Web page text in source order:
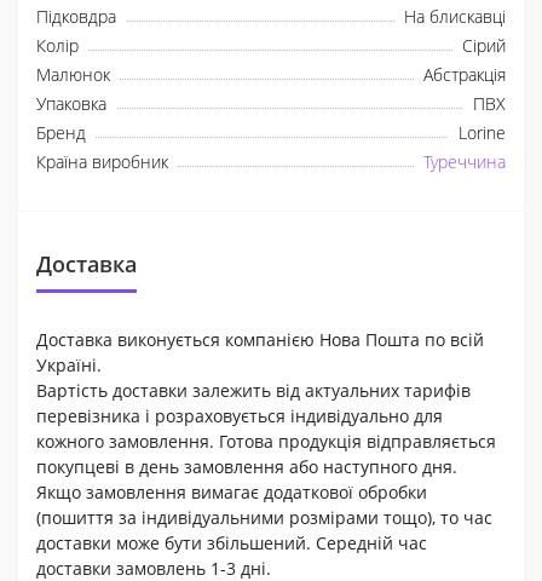
Підковдра
На блискавці
Колір
Сірий
Малюнок
Абстракція
Упаковка
ПВХ
Бренд
Lorine
Країна виробник
Туреччина
Доставка
Доставка виконується компанією Нова Пошта по всій
Україні.
Вартість доставки залежить від актуальних тарифів
перевізника і розраховується індивідуально для
кожного замовлення. Готова продукція відправляється
покупцеві в день замовлення або наступного дня.
Якщо замовлення вимагає додаткової обробки
(пошиття за індивідуальними розмірами тощо), то час
доставки може бути збільшений. Середній час
доставки замовлень 1-3 дні.